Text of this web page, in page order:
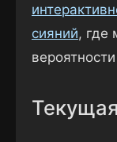
сияний, где